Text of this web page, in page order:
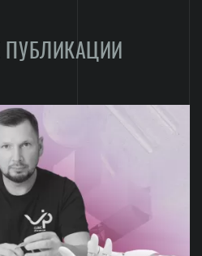
ПУБЛИКАЦИИ